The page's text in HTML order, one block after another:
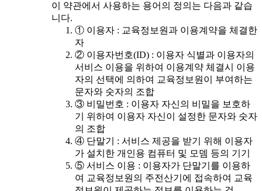
이 약관에서 사용하는 용어의 정의는 다음과 같습
니다.
① 이용자 : 교육정보원과 이용계약을 체결한
자
② 이용자번호(ID) : 이용자 식별과 이용자의
서비스 이용을 위하여 이용계약 체결시 이용
자의 선택에 의하여 교육정보원이 부여하는
문자와 숫자의 조합
③ 비밀번호 : 이용자 자신의 비밀을 보호하
기 위하여 이용자 자신이 설정한 문자와 숫자
의 조합
④ 단말기 : 서비스 제공을 받기 위해 이용자
가 설치한 개인용 컴퓨터 및 모뎀 등의 기기
⑤ 서비스 이용 : 이용자가 단말기를 이용하
여 교육정보원의 주전산기에 접속하여 교육